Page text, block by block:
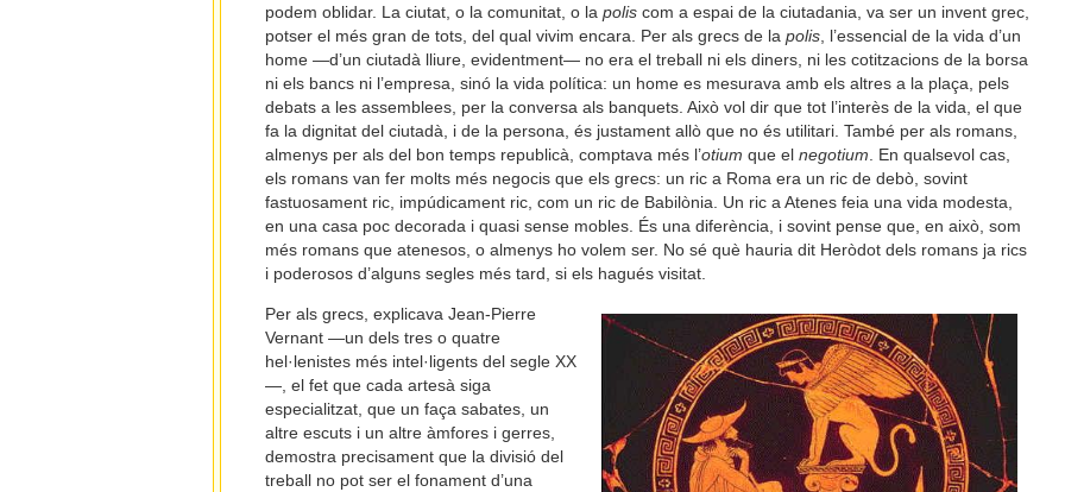
podem oblidar. La ciutat, o la comunitat, o lapolis com a espai de la ciutadania, va ser un invent grec,
potser el més gran de tots, del qual vivim encara. Per als grecs de lapolis, l’essencial de la vida d’un
home —d’un ciutadà lliure, evidentment— no era el treball ni els diners, ni les cotitzacions de la borsa
ni els bancs ni l’empresa, sinó la vida política: un home es mesurava amb els altres a la plaça, pels
debats a les assemblees, per la conversa als banquets. Això vol dir que tot l’interès de la vida, el que
fa la dignitat del ciutadà, i de la persona, és justament allò que no és utilitari. També per als romans,
almenys per als del bon temps republicà, comptava més l’otium que elnegotium. En qualsevol cas,
els romans van fer molts més negocis que els grecs: un ric a Roma era un ric de debò, sovint
fastuosament ric, impúdicament ric, com un ric de Babilònia. Un ric a Atenes feia una vida modesta,
en una casa poc decorada i quasi sense mobles. És una diferència, i sovint pense que, en això, som
més romans que atenesos, o almenys ho volem ser. No sé què hauria dit Heròdot dels romans ja rics
i poderosos d’alguns segles més tard, si els hagués visitat.
Per als grecs, explicava Jean-Pierre
Vernant —un dels tres o quatre
hel·lenistes més intel·ligents del segle XX
—, el fet que cada artesà siga
especialitzat, que un faça sabates, un
altre escuts i un altre àmfores i gerres,
demostra precisament que la divisió del
treball no pot ser el fonament d’una